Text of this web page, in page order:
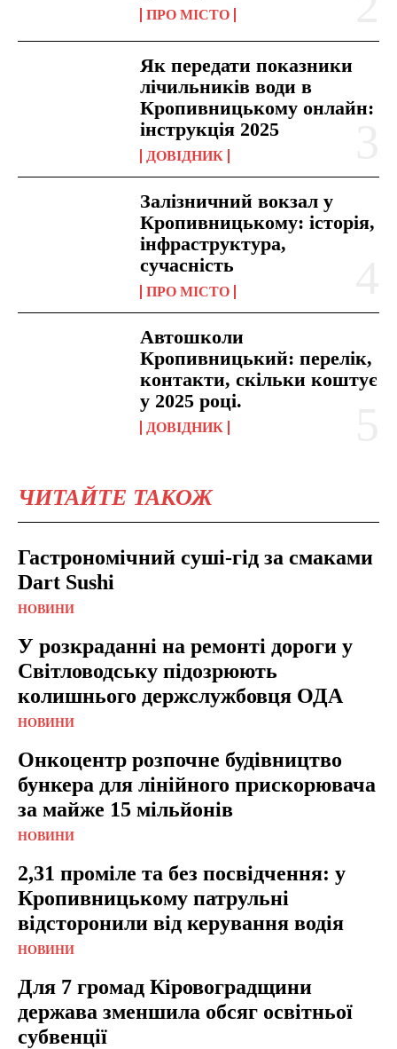
ПРО МІСТО
Як передати показники
лічильників води в
Кропивницькому онлайн:
інструкція 2025
ДОВІДНИК
Залізничний вокзал у
Кропивницькому: історія,
інфраструктура,
сучасність
ПРО МІСТО
Автошколи
Кропивницький: перелік,
контакти, скільки коштує
у 2025 році.
ДОВІДНИК
ЧИТАЙТЕ ТАКОЖ
Гастрономічний суші-гід за смаками
Dart Sushi
НОВИНИ
У розкраданні на ремонті дороги у
Світловодську підозрюють
колишнього держслужбовця ОДА
НОВИНИ
Онкоцентр розпочне будівництво
бункера для лінійного прискорювача
за майже 15 мільйонів
НОВИНИ
2,31 проміле та без посвідчення: у
Кропивницькому патрульні
відсторонили від керування водія
НОВИНИ
Для 7 громад Кіровоградщини
держава зменшила обсяг освітньої
субвенції